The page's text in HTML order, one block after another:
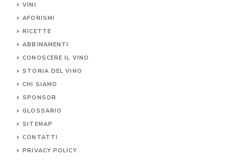
VINI
AFORISMI
RICETTE
ABBINAMENTI
CONOSCERE IL VINO
STORIA DEL VINO
CHI SIAMO
SPONSOR
GLOSSARIO
SITEMAP
CONTATTI
PRIVACY POLICY